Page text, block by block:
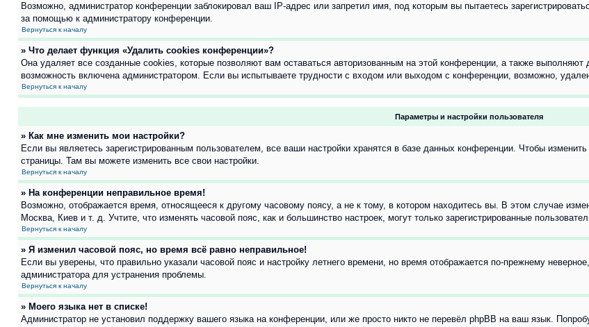
Возможно, администратор конференции заблокировал ваш IP-адрес или запретил имя, под которым вы пытаетесь
за помощью к администратору конференции.
Вернуться к началу
» Что делает функция «Удалить cookies конференции»?
Она удаляет все созданные cookies, которые позволяют вам оставаться авторизованным на этой конференции, а также
возможность включена администратором. Если вы испытываете трудности с входом или выходом с конференции, возможно,
Вернуться к началу
Параметры и настройки пользователя
» Как мне изменить мои настройки?
Если вы являетесь зарегистрированным пользователем, все ваши настройки хранятся в базе данных конференции. Чтобы
страницы. Там вы можете изменить все свои настройки.
Вернуться к началу
» На конференции неправильное время!
Возможно, отображается время, относящееся к другому часовому поясу, а не к тому, в котором находитесь вы. В этом случае
Москва, Киев и т. д. Учтите, что изменять часовой пояс, как и большинство настроек, могут только зарегистрированные
Вернуться к началу
» Я изменил часовой пояс, но время всё равно неправильное!
Если вы уверены, что правильно указали часовой пояс и настройку летнего времени, но время отображается по-прежнему
администратора для устранения проблемы.
Вернуться к началу
» Моего языка нет в списке!
Администратор не установил поддержку вашего языка на конференции, или же просто никто не перевёл phpBB на ваш язык.